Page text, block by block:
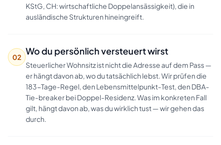
KStG, CH: wirtschaftliche Doppelansässigkeit), die in
ausländische Strukturen hineingreift.
02
Wo du persönlich versteuert wirst
Steuerlicher Wohnsitz ist nicht die Adresse auf dem Pass —
er hängt davon ab, wo du tatsächlich lebst. Wir prüfen die
183-Tage-Regel, den Lebensmittelpunkt-Test, den DBA-
Tie-breaker bei Doppel-Residenz. Was im konkreten Fall
gilt, hängt davon ab, was du wirklich tust — wir gehen das
durch.